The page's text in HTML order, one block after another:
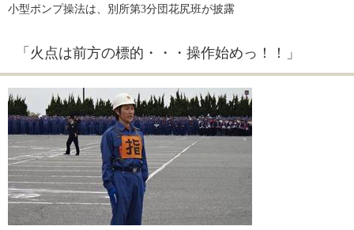
小型ポンプ操法は、別所第3分団花尻班が披露
「火点は前方の標的・・・操作始めっ！！」